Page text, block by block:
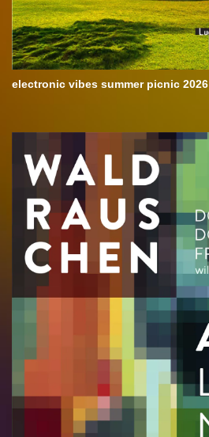
electronic vibes summer picnic 2026